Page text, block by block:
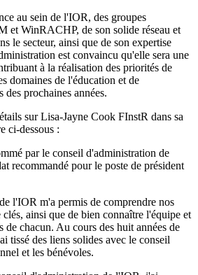
au sein de l'IOR, des groupes
et WinRACHP, de son solide réseau et
le secteur, ainsi que de son expertise
est convaincu qu'elle sera une
à la réalisation des priorités de
domaines de l'éducation et de
prochaines années.
sur Lisa-Jayne Cook FInstR dans sa
ci-dessous :
par le conseil d'administration de
recommandé pour le poste de président
l'IOR m'a permis de comprendre nos
ainsi que de bien connaître l'équipe et
de chacun. Au cours des huit années de
tissé des liens solides avec le conseil
et les bénévoles.